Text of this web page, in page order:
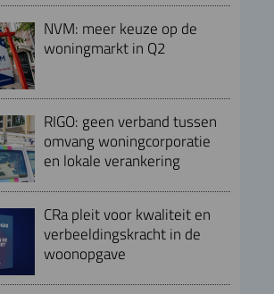
NVM: meer keuze op de
woningmarkt in Q2
RIGO: geen verband tussen
omvang woningcorporatie
en lokale verankering
CRa pleit voor kwaliteit en
verbeeldingskracht in de
woonopgave